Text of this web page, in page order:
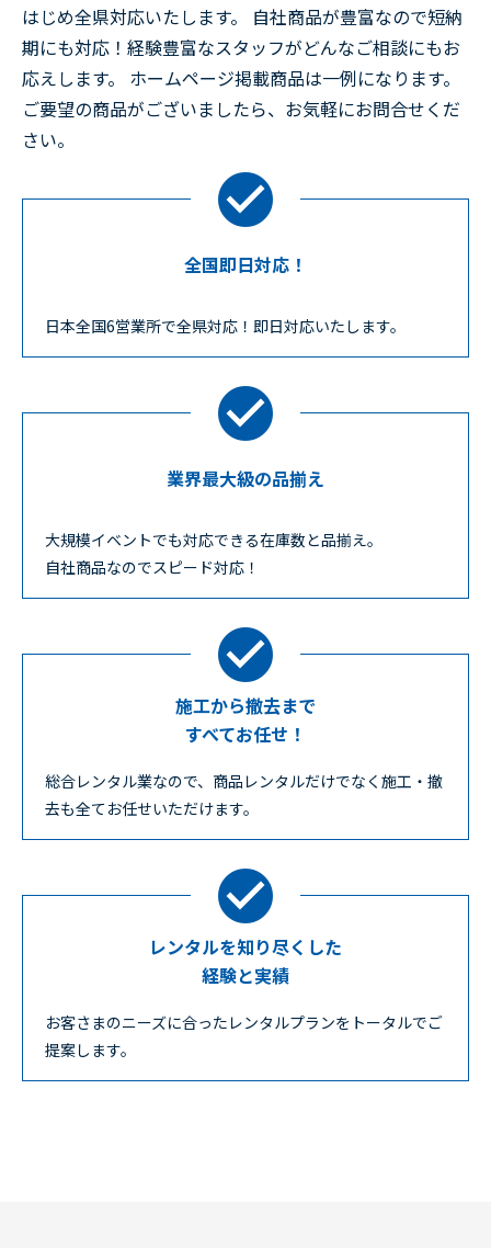
はじめ全県対応いたします。 自社商品が豊富なので短納
期にも対応！経験豊富なスタッフがどんなご相談にもお
応えします。 ホームページ掲載商品は一例になります。
ご要望の商品がございましたら、お気軽にお問合せくだ
さい。
全国即日対応！
日本全国6営業所で全県対応！即日対応いたします。
業界最大級の品揃え
大規模イベントでも対応できる在庫数と品揃え。
自社商品なのでスピード対応！
施工から撤去まで
すべてお任せ！
総合レンタル業なので、商品レンタルだけでなく施工・撤
去も全てお任せいただけます。
レンタルを知り尽くした
経験と実績
お客さまのニーズに合ったレンタルプランをトータルでご
提案します。